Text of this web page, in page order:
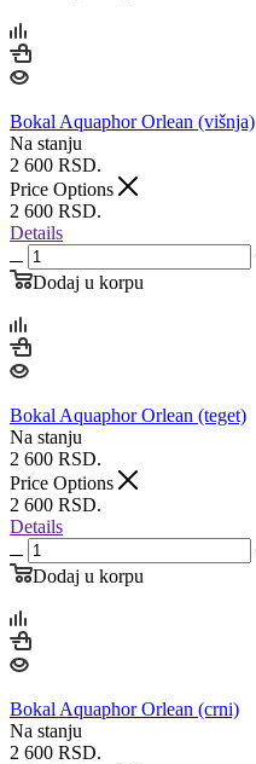
Bokal Aquaphor Orlean (višnja)
Na stanju
2 600 RSD.
Price Options
2 600 RSD.
Details
Dodaj u korpu
Bokal Aquaphor Orlean (teget)
Na stanju
2 600 RSD.
Price Options
2 600 RSD.
Details
Dodaj u korpu
Bokal Aquaphor Orlean (crni)
Na stanju
2 600 RSD.